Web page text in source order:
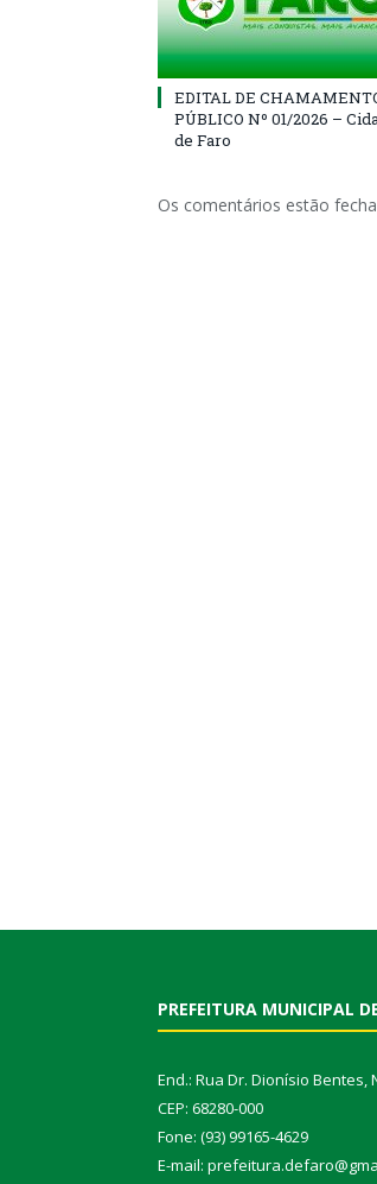
EDITAL DE
PÚBLICO Nº 01/2026 –
de Faro
Os comentários estão
PREFEITURA MUNICIPAL
End.: Rua Dr. Dionísio Bentes,
CEP: 68280-000
Fone: (93) 99165-4629
E-mail: